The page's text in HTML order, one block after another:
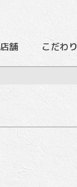
店舗 こだわり